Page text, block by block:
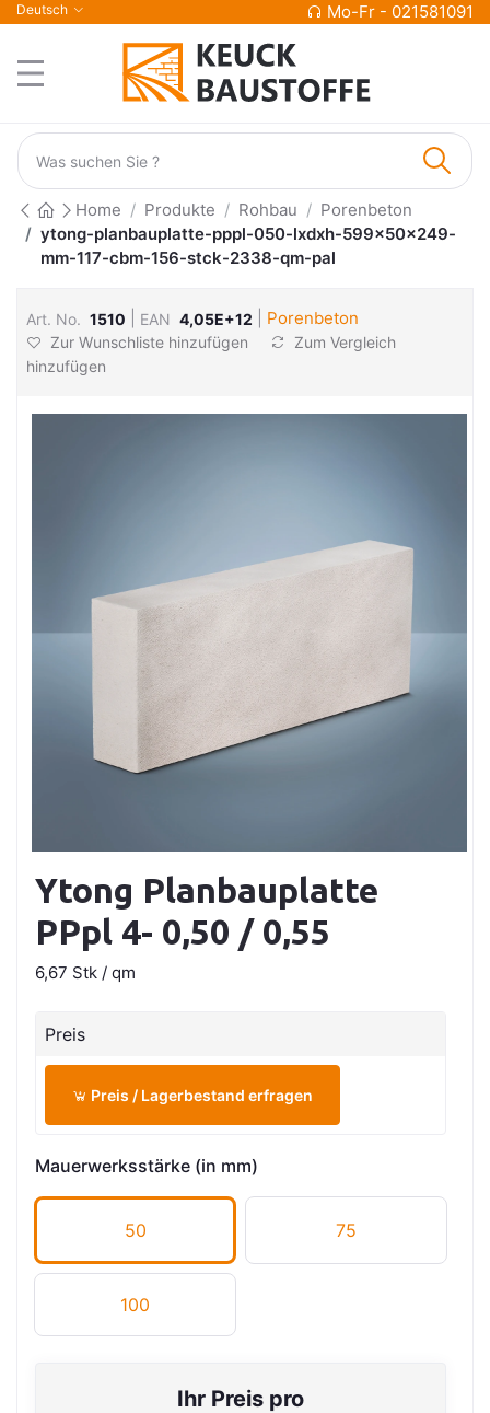
Deutsch Mo-Fr - 021581091
Home Produkte Rohbau
Porenbeton
ytong-planbauplatte-pppl-050-lxdxh-599x50x249-
mm-117-cbm-156-stck-2338-qm-pal
Art. No. 1510 EAN 4,05E+12 Porenbeton
Zur Wunschliste hinzufügen
Zum Vergleich
hinzufügen
Ytong Planbauplatte
PPpl 4- 0,50 / 0,55
6,67 Stk / qm
Preis
Preis / Lagerbestand erfragen
Mauerwerksstärke (in mm)
50 75
100
Ihr Preis pro